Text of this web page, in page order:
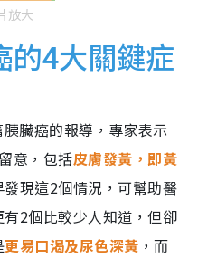
放大
的4大關鍵症
臟癌的報導，專家表示
意，包括皮膚發黃，即黃
發現這2個情況，可幫助醫
2個比較少人知道，但卻
更易口渴及尿色深黃 ，而